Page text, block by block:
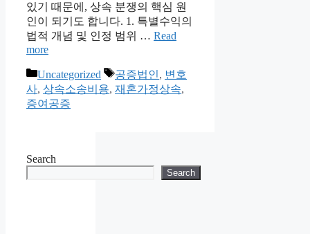
있기 때문에, 상속 분쟁의 핵심 원
인이 되기도 합니다. 1. 특별수익의
법적 개념 및 인정 범위 … Read
more
Categories
Uncategorized Tags
공증법인, 변호
사, 상속소송비용, 재혼가정상속,
증여공증
Search
Search